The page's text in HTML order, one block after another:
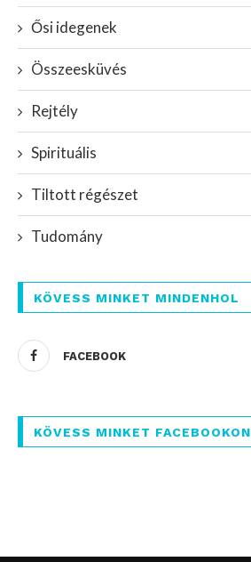
Ősi idegenek
Összeesküvés
Rejtély
Spirituális
Tiltott régészet
Tudomány
KÖVESS MINKET MINDENHOL
FACEBOOK
KÖVESS MINKET FACEBOOKON